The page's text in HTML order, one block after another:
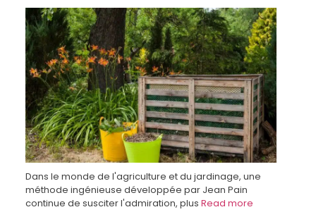
Dans le monde de l'agriculture et du jardinage, une
méthode ingénieuse développée par Jean Pain
continue de susciter l'admiration, plus Read more